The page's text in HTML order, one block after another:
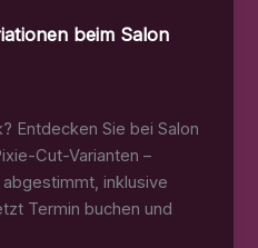
beim Salon
Entdecken Sie bei Salon
Cut-Varianten –
inklusive
Termin buchen und